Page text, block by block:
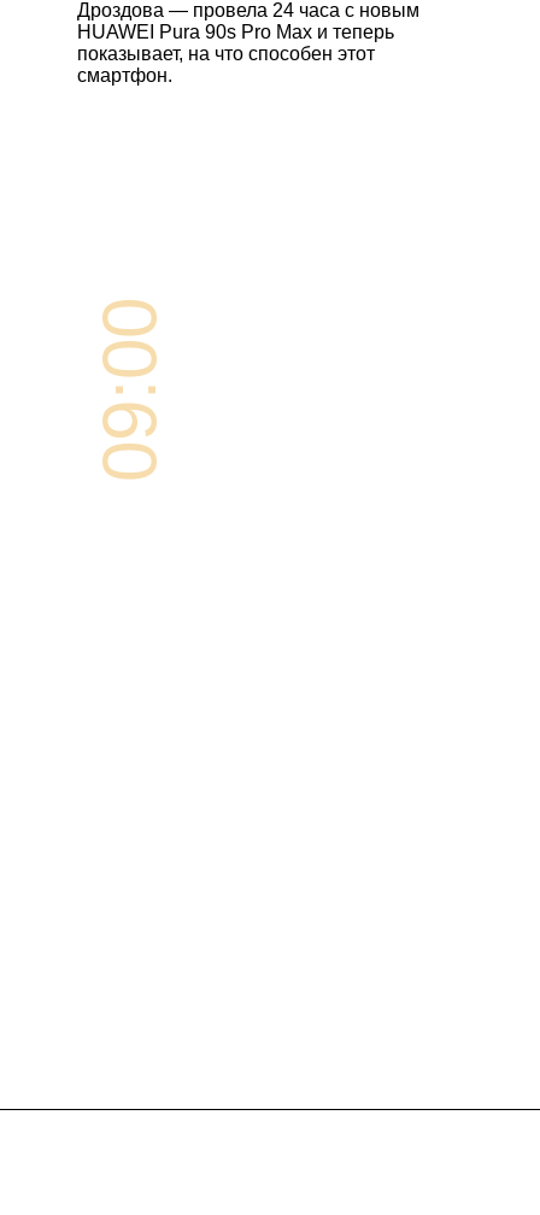
Дроздова — провела 24 часа с новым
HUAWEI Pura 90s Pro Max и теперь
показывает, на что способен этот
смартфон.
09:00